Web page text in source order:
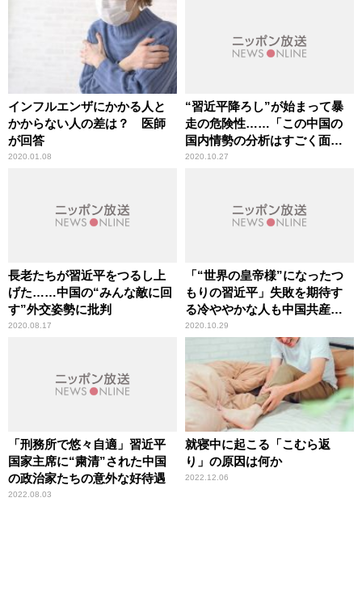
インフルエンザにかかる人と
かからない人の差は？ 医師
が回答
2020.01.08
“習近平降ろし”が始まって暴
走の危険性……「この中国の
国内情勢の分析はすごく面白
い」辛坊治郎が言及
2020.10.27
長老たちが習近平をつるし上
げた……中国の“みんな敵に回
す”外交姿勢に批判
2020.08.17
「“世界の皇帝様”になったつ
もりの習近平」失敗を期待す
る冷ややかな人も中国共産党
には多い
2020.10.29
「刑務所で悠々自適」習近平
国家主席に“粛清”された中国
の政治家たちの意外な好待遇
2022.08.03
就寝中に起こる「こむら返
り」の原因は何か
2022.12.06